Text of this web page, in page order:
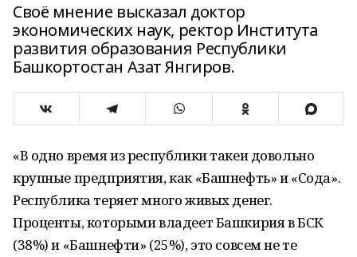
Своё мнение высказал доктор
экономических наук, ректор Института
развития образования Республики
Башкортостан Азат Янгиров.
«В одно время из республики такеи довольно
крупные предприятия, как «Башнефть» и «Сода».
Республика теряет много живых денег.
Проценты, которыми владеет Башкирия в БСК
(38%) и «Башнефти» (25%), это совсем не те